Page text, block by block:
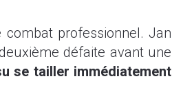
combat professionnel. Jan
défaite avant une
se tailler immédiatement